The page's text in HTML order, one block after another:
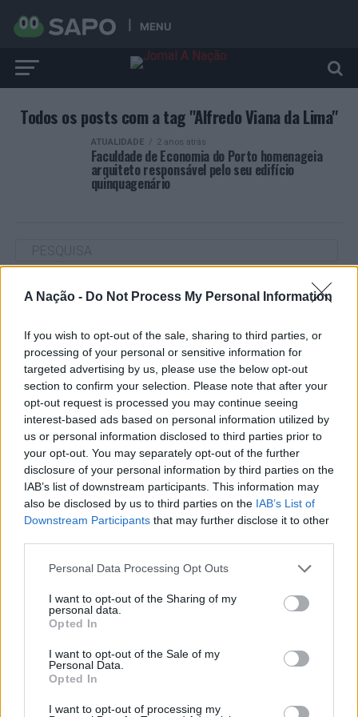
A Nação - Do Not Process My Personal Information
If you wish to opt-out of the sale, sharing to third parties, or
processing of your personal or sensitive information for
targeted advertising by us, please use the below opt-out
section to confirm your selection. Please note that after your
opt-out request is processed you may continue seeing
interest-based ads based on personal information utilized by
us or personal information disclosed to third parties prior to
your opt-out. You may separately opt-out of the further
disclosure of your personal information by third parties on the
IAB’s list of downstream participants. This information may
also be disclosed by us to third parties on the IAB’s List of
Downstream Participants that may further disclose it to other
Personal Data Processing Opt Outs
I want to opt-out of the Sharing of my
personal data.
Opted In
I want to opt-out of the Sale of my
Personal Data.
Opted In
I want to opt-out of processing my
MENU
Todos os posts com a tag "Alfredo Viana da Lima"
ATUALIDADE 2 anos atrás
Faculdade de Economia do Porto homenageia
arquiteto responsável pelo seu edifício
quinquagenário
ARTIGOS RECENTES
de “provocar” mudanças genéticas, diz neurocientista
“Millennium Estoril Open 2026” regressou ao circuito ATP
com vitória do francês Luca Van Assche
Castelo Branco: “Bienal Internacional de Artes e Ofícios”
promete afirmar artesanato, património e inovação como
“motores de desenvolvimento económico e cultural” do
município português
Covilhã: Especialista aponta investimento estrangeiro e
valorização imobiliária como motores do crescimento da
Rio de Janeiro: Governo do Estado propõe parceria com a
FUNCEX para “reforçar inteligência sobre comércio
exterior”